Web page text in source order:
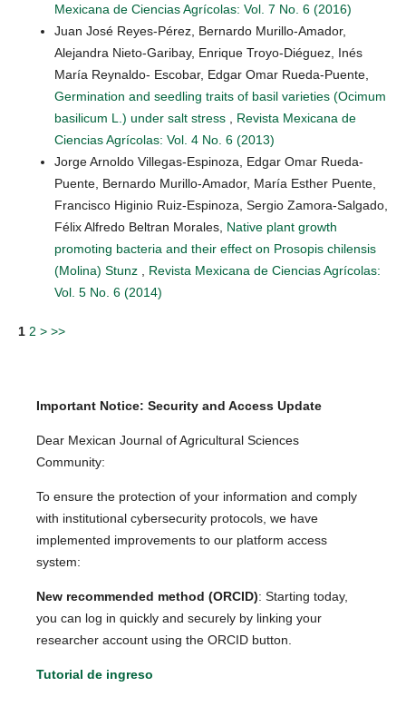
Mexicana de Ciencias Agrícolas: Vol. 7 No. 6 (2016)
Juan José Reyes-Pérez, Bernardo Murillo-Amador,
Alejandra Nieto-Garibay, Enrique Troyo-Diéguez, Inés
María Reynaldo- Escobar, Edgar Omar Rueda-Puente,
Germination and seedling traits of basil varieties (Ocimum
basilicum L.) under salt stress , Revista Mexicana de
Ciencias Agrícolas: Vol. 4 No. 6 (2013)
Jorge Arnoldo Villegas-Espinoza, Edgar Omar Rueda-
Puente, Bernardo Murillo-Amador, María Esther Puente,
Francisco Higinio Ruiz-Espinoza, Sergio Zamora-Salgado,
Félix Alfredo Beltran Morales, Native plant growth
promoting bacteria and their effect on Prosopis chilensis
(Molina) Stunz , Revista Mexicana de Ciencias Agrícolas:
Vol. 5 No. 6 (2014)
1 2 > >>
Important Notice: Security and Access Update
Dear Mexican Journal of Agricultural Sciences
Community:
To ensure the protection of your information and comply
with institutional cybersecurity protocols, we have
implemented improvements to our platform access
system:
New recommended method (ORCID): Starting today,
you can log in quickly and securely by linking your
researcher account using the ORCID button.
Tutorial de ingreso